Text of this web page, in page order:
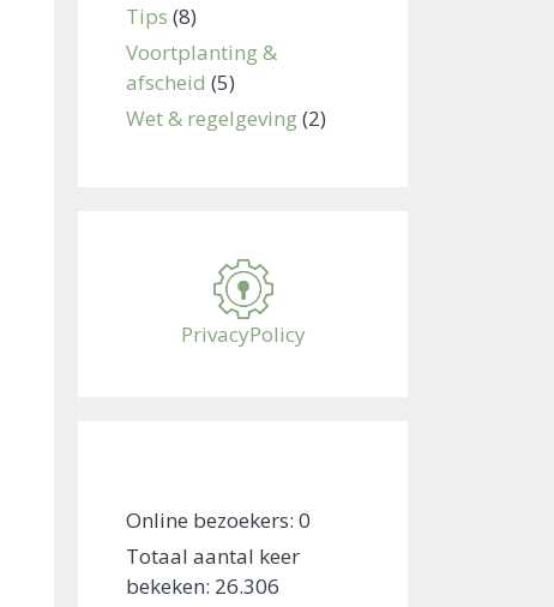
Tips (8)
Voortplanting &
afscheid (5)
Wet & regelgeving(2)
PrivacyPolicy
Online bezoekers: 0
Totaal aantal keer
bekeken: 26.306